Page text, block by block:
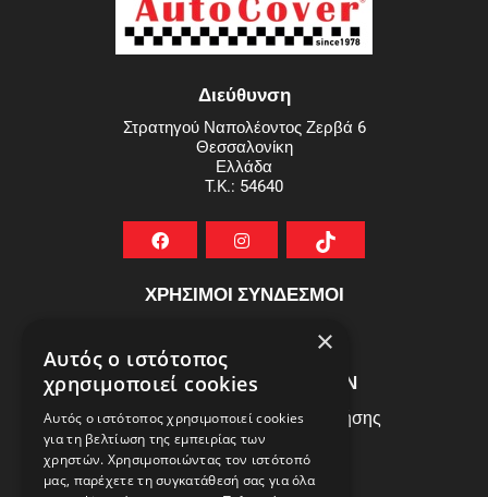
Διεύθυνση
Στρατηγού Ναπολέοντος Ζερβά 6
Θεσσαλονίκη
Ελλάδα
T.K.: 54640
ΧΡΗΣΙΜΟΙ ΣΥΝΔΕΣΜΟΙ
ΕΞΥΠΗΡΕΤΗΣΗ ΠΕΛΑΤΩΝ
Πολιτική Δεδομένων - Όροι Χρήσης
Πολιτική Επιστροφών
Όροι Χρήσης
×
Αυτός ο ιστότοπος
χρησιμοποιεί cookies
Αυτός ο ιστότοπος χρησιμοποιεί cookies
για τη βελτίωση της εμπειρίας των
χρηστών. Χρησιμοποιώντας τον ιστότοπό
μας, παρέχετε τη συγκατάθεσή σας για όλα